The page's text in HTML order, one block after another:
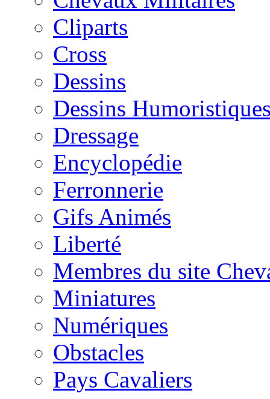
Cliparts
Cross
Dessins
Dessins
Dressage
Encyclopédie
Ferronnerie
Gifs Animés
Liberté
Membres du site
Miniatures
Numériques
Obstacles
Pays Cavaliers